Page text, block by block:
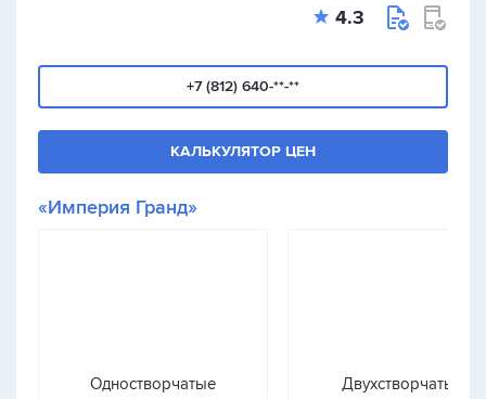
4.3
+7 (812) 640-**-**
КАЛЬКУЛЯТОР ЦЕН
«Империя Гранд»
Одностворчатые
Двухстворчатые